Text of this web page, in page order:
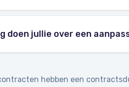
doen jullie over een
hebben een